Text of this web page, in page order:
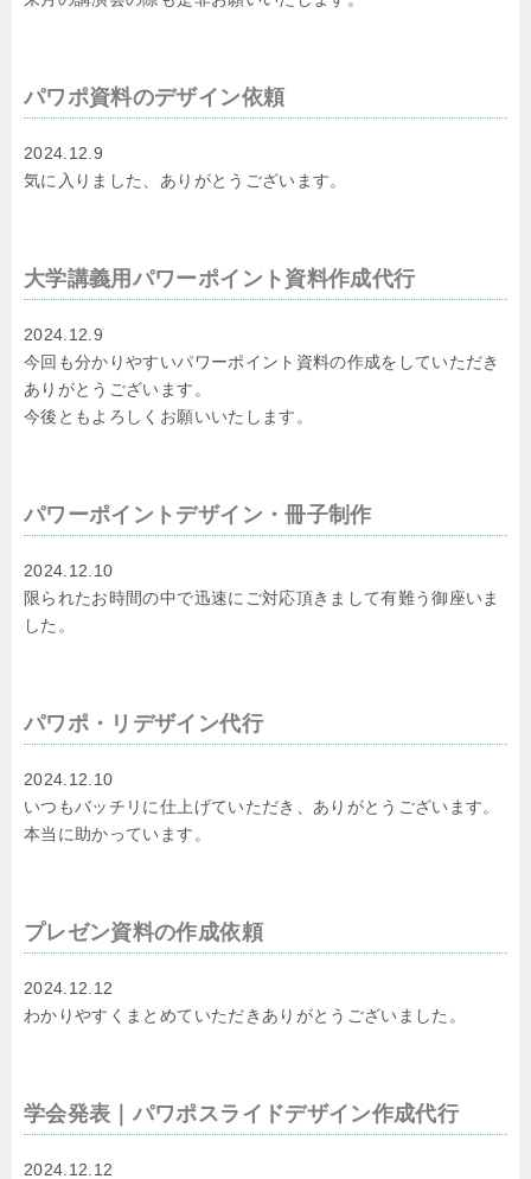
パワポ資料のデザイン依頼
2024.12.9
気に入りました、ありがとうございます。
大学講義用パワーポイント資料作成代行
2024.12.9
今回も分かりやすいパワーポイント資料の作成をしていただき
ありがとうございます。
今後ともよろしくお願いいたします。
パワーポイントデザイン・冊子制作
2024.12.10
限られたお時間の中で迅速にご対応頂きまして有難う御座いま
した。
パワポ・リデザイン代行
2024.12.10
いつもバッチリに仕上げていただき、ありがとうございます。
本当に助かっています。
プレゼン資料の作成依頼
2024.12.12
わかりやすくまとめていただきありがとうございました。
学会発表｜パワポスライドデザイン作成代行
2024.12.12